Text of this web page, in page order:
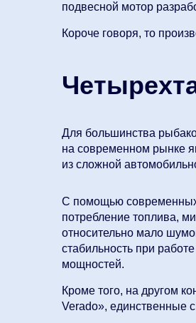
подвесной мотор
Короче говоря, то
Для большинства
на современном рынке
из сложной
С помощью современных
потребление топлива,
относительно мало
стабильность при
мощностей.
Кроме того, на другом
Verado», единственные